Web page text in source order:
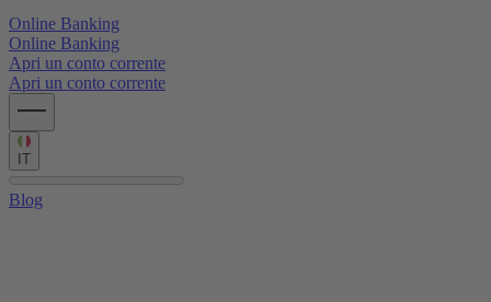
Online Banking
Online Banking
Apri un conto corrente
Apri un conto corrente
IT
Blog